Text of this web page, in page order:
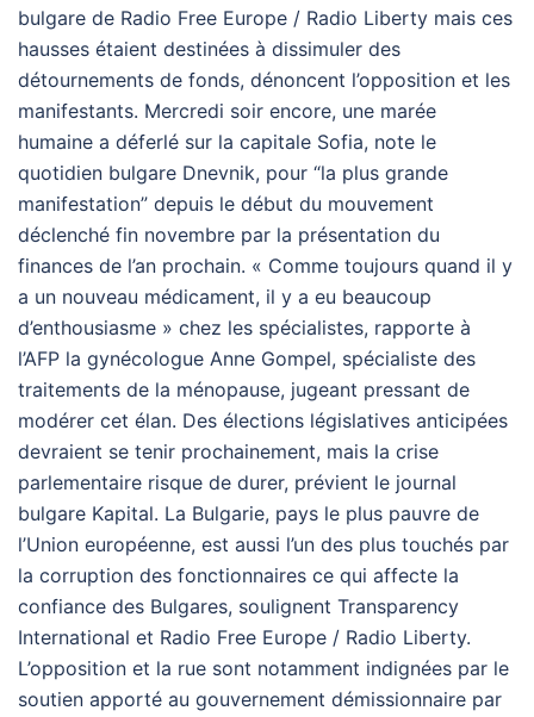
bulgare de Radio Free Europe / Radio Liberty mais ces
hausses étaient destinées à dissimuler des
détournements de fonds, dénoncent l’opposition et les
manifestants. Mercredi soir encore, une marée
humaine a déferlé sur la capitale Sofia, note le
quotidien bulgare Dnevnik, pour “la plus grande
manifestation” depuis le début du mouvement
déclenché fin novembre par la présentation du
finances de l’an prochain. « Comme toujours quand il y
a un nouveau médicament, il y a eu beaucoup
d’enthousiasme » chez les spécialistes, rapporte à
l’AFP la gynécologue Anne Gompel, spécialiste des
traitements de la ménopause, jugeant pressant de
modérer cet élan. Des élections législatives anticipées
devraient se tenir prochainement, mais la crise
parlementaire risque de durer, prévient le journal
bulgare Kapital. La Bulgarie, pays le plus pauvre de
l’Union européenne, est aussi l’un des plus touchés par
la corruption des fonctionnaires ce qui affecte la
confiance des Bulgares, soulignent Transparency
International et Radio Free Europe / Radio Liberty.
L’opposition et la rue sont notamment indignées par le
soutien apporté au gouvernement démissionnaire par